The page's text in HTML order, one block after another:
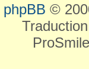
phpBB ©